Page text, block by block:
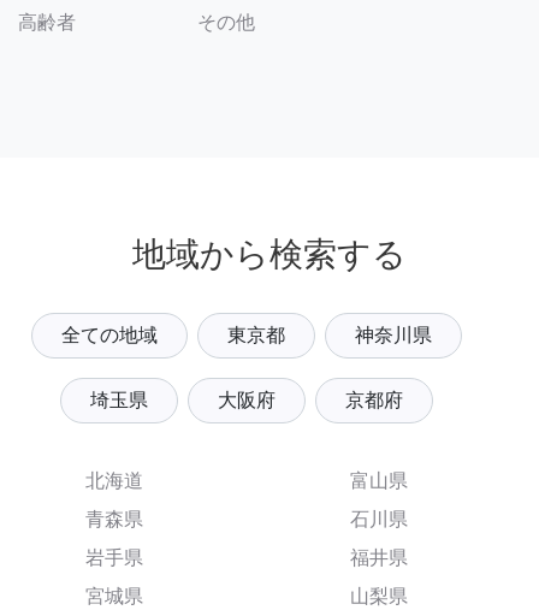
高齢者 その他
地域から検索する
全ての地域 東京都 神奈川県
埼玉県 大阪府 京都府
北海道
青森県
岩手県
宮城県
富山県
石川県
福井県
山梨県